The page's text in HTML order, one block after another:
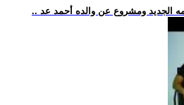
الجديد ومشروع عن والده أحمد عد